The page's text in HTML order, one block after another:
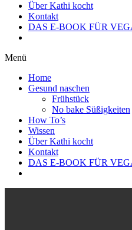
Über Kathi kocht
Kontakt
DAS E-BOOK FÜR
Menü
Home
Gesund naschen
Frühstück
No bake Süßigkeiten
How To’s
Wissen
Über Kathi kocht
Kontakt
DAS E-BOOK FÜR